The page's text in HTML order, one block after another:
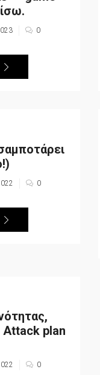
0
0
Attack plan
0